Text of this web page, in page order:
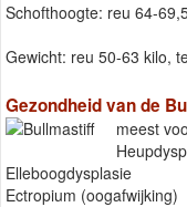
Schofthoogte: reu 64-
Gewicht: reu 50-63 kilo,
Gezondheid van de
meest
Elleboogdysplasie
Ectropium (oogafwijking)